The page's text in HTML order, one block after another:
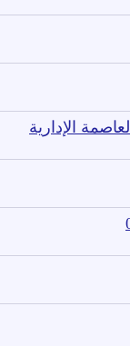
الإدارية